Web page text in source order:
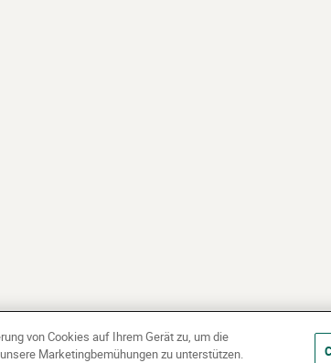
von Cookies auf Ihrem Gerät zu, um die
Marketingbemühungen zu unterstützen.